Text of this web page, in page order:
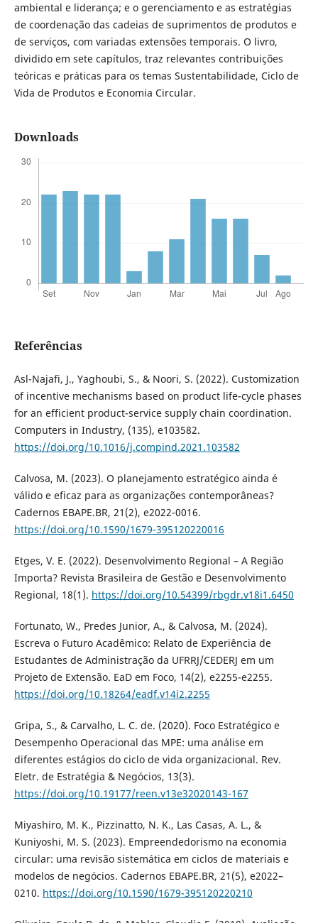
ambiental e liderança; e o gerenciamento e as estratégias
de coordenação das cadeias de suprimentos de produtos e
de serviços, com variadas extensões temporais. O livro,
dividido em sete capítulos, traz relevantes contribuições
teóricas e práticas para os temas Sustentabilidade, Ciclo de
Vida de Produtos e Economia Circular.
Downloads
Referências
Asl-Najafi, J., Yaghoubi, S., & Noori, S. (2022). Customization
of incentive mechanisms based on product life-cycle phases
for an efficient product-service supply chain coordination.
Computers in Industry, (135), e103582.
https://doi.org/10.1016/j.compind.2021.103582
Calvosa, M. (2023). O planejamento estratégico ainda é
válido e eficaz para as organizações contemporâneas?
Cadernos EBAPE.BR, 21(2), e2022-0016.
https://doi.org/10.1590/1679-395120220016
Etges, V. E. (2022). Desenvolvimento Regional – A Região
Importa? Revista Brasileira de Gestão e Desenvolvimento
Regional, 18(1). https://doi.org/10.54399/rbgdr.v18i1.6450
Fortunato, W., Predes Junior, A., & Calvosa, M. (2024).
Escreva o Futuro Acadêmico: Relato de Experiência de
Estudantes de Administração da UFRRJ/CEDERJ em um
Projeto de Extensão. EaD em Foco, 14(2), e2255-e2255.
https://doi.org/10.18264/eadf.v14i2.2255
Gripa, S., & Carvalho, L. C. de. (2020). Foco Estratégico e
Desempenho Operacional das MPE: uma análise em
diferentes estágios do ciclo de vida organizacional. Rev.
Eletr. de Estratégia & Negócios, 13(3).
https://doi.org/10.19177/reen.v13e32020143-167
Miyashiro, M. K., Pizzinatto, N. K., Las Casas, A. L., &
Kuniyoshi, M. S. (2023). Empreendedorismo na economia
circular: uma revisão sistemática em ciclos de materiais e
modelos de negócios. Cadernos EBAPE.BR, 21(5), e2022–
0210. https://doi.org/10.1590/1679-395120220210